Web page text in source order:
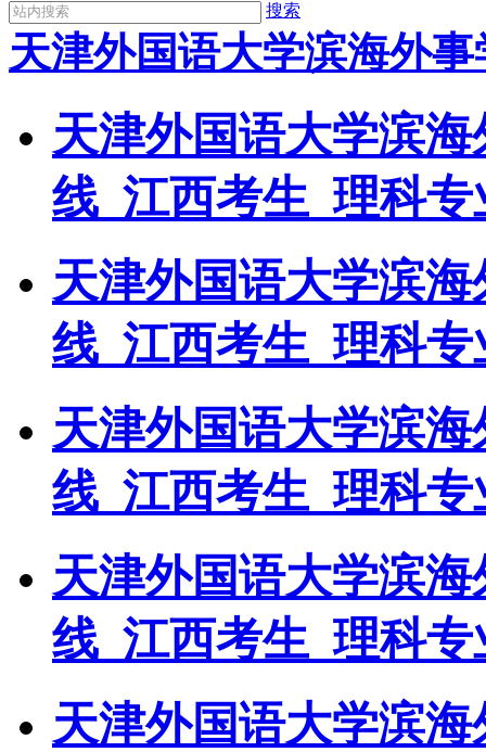
搜索
天津外国语大学滨海外事
天津外国语大学滨
线_江西考生_理科
天津外国语大学滨
线_江西考生_理科
天津外国语大学滨
线_江西考生_理科
天津外国语大学滨
线_江西考生_理科
天津外国语大学滨